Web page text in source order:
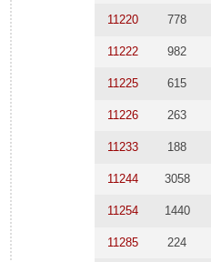
11220 778
11222 982
11225 615
11226 263
11233 188
11244 3058
11254 1440
11285 224